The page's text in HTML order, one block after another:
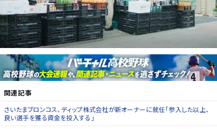
関連記事
さいたまブロンコス、ディップ株式会社が新オーナーに就任「参入した以上、
良い選手を獲る資金を投入する」